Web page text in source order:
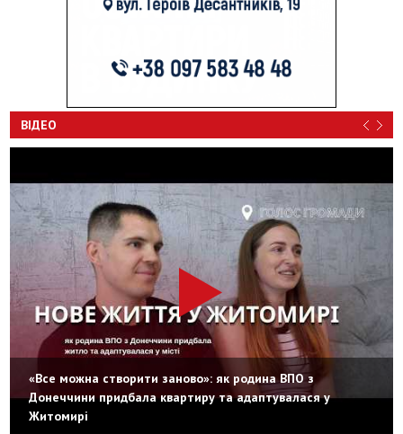
ВІДЕО
«Все можна створити заново»: як родина ВПО з
Донеччини придбала квартиру та адаптувалася у
Житомирі